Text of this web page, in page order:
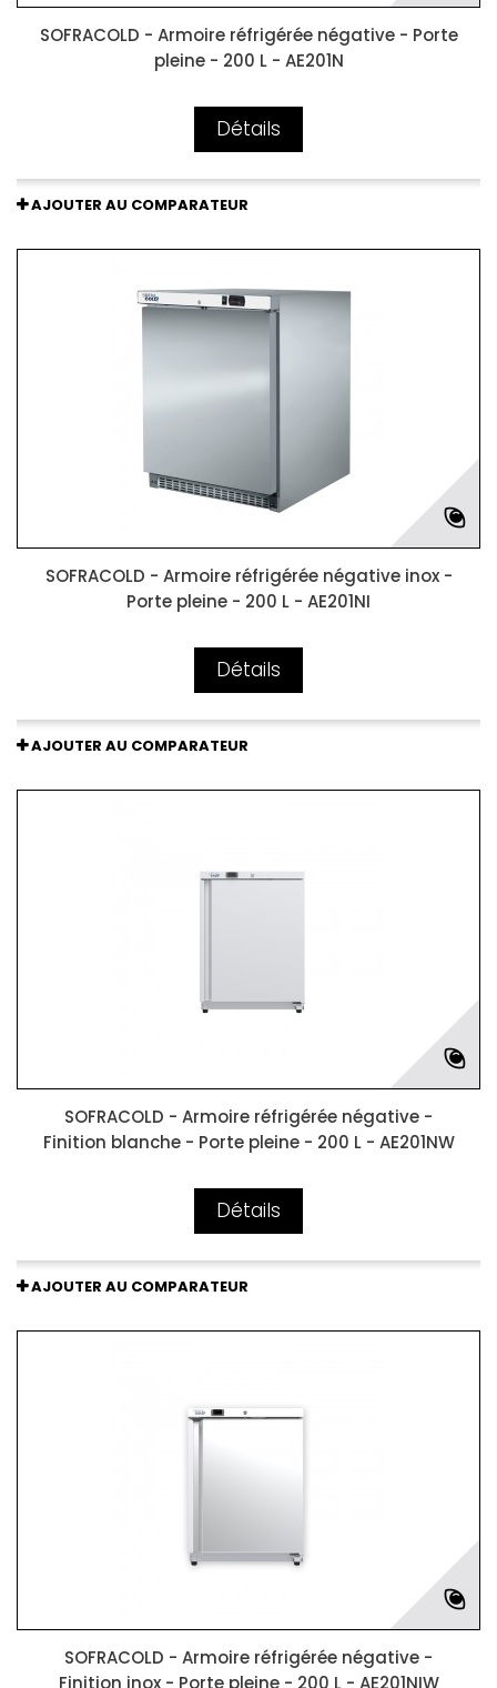
SOFRACOLD - Armoire réfrigérée négative - Porte
pleine - 200 L - AE201N
Détails
AJOUTER AU COMPARATEUR
SOFRACOLD - Armoire réfrigérée négative inox -
Porte pleine - 200 L - AE201NI
Détails
AJOUTER AU COMPARATEUR
SOFRACOLD - Armoire réfrigérée négative -
Finition blanche - Porte pleine - 200 L - AE201NW
Détails
AJOUTER AU COMPARATEUR
SOFRACOLD - Armoire réfrigérée négative -
Finition inox - Porte pleine - 200 L - AE201NIW